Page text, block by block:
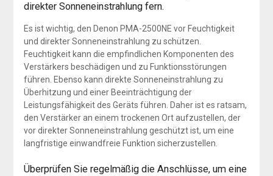
direkter Sonneneinstrahlung fern.
Es ist wichtig, den Denon PMA-2500NE vor Feuchtigkeit
und direkter Sonneneinstrahlung zu schützen.
Feuchtigkeit kann die empfindlichen Komponenten des
Verstärkers beschädigen und zu Funktionsstörungen
führen. Ebenso kann direkte Sonneneinstrahlung zu
Überhitzung und einer Beeinträchtigung der
Leistungsfähigkeit des Geräts führen. Daher ist es ratsam,
den Verstärker an einem trockenen Ort aufzustellen, der
vor direkter Sonneneinstrahlung geschützt ist, um eine
langfristige einwandfreie Funktion sicherzustellen.
Überprüfen Sie regelmäßig die Anschlüsse, um eine